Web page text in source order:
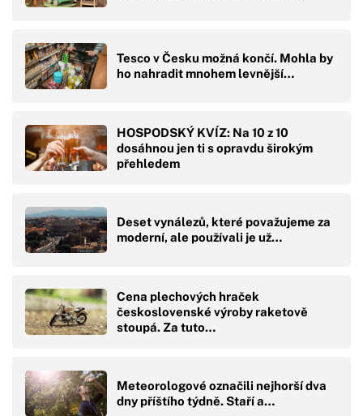
Tesco v Česku možná končí. Mohla by
ho nahradit mnohem levnější…
HOSPODSKÝ KVÍZ: Na 10 z 10
dosáhnou jen ti s opravdu širokým
přehledem
Deset vynálezů, které považujeme za
moderní, ale používali je už…
Cena plechových hraček
československé výroby raketově
stoupá. Za tuto…
Meteorologové označili nejhorší dva
dny příštího týdně. Staří a…